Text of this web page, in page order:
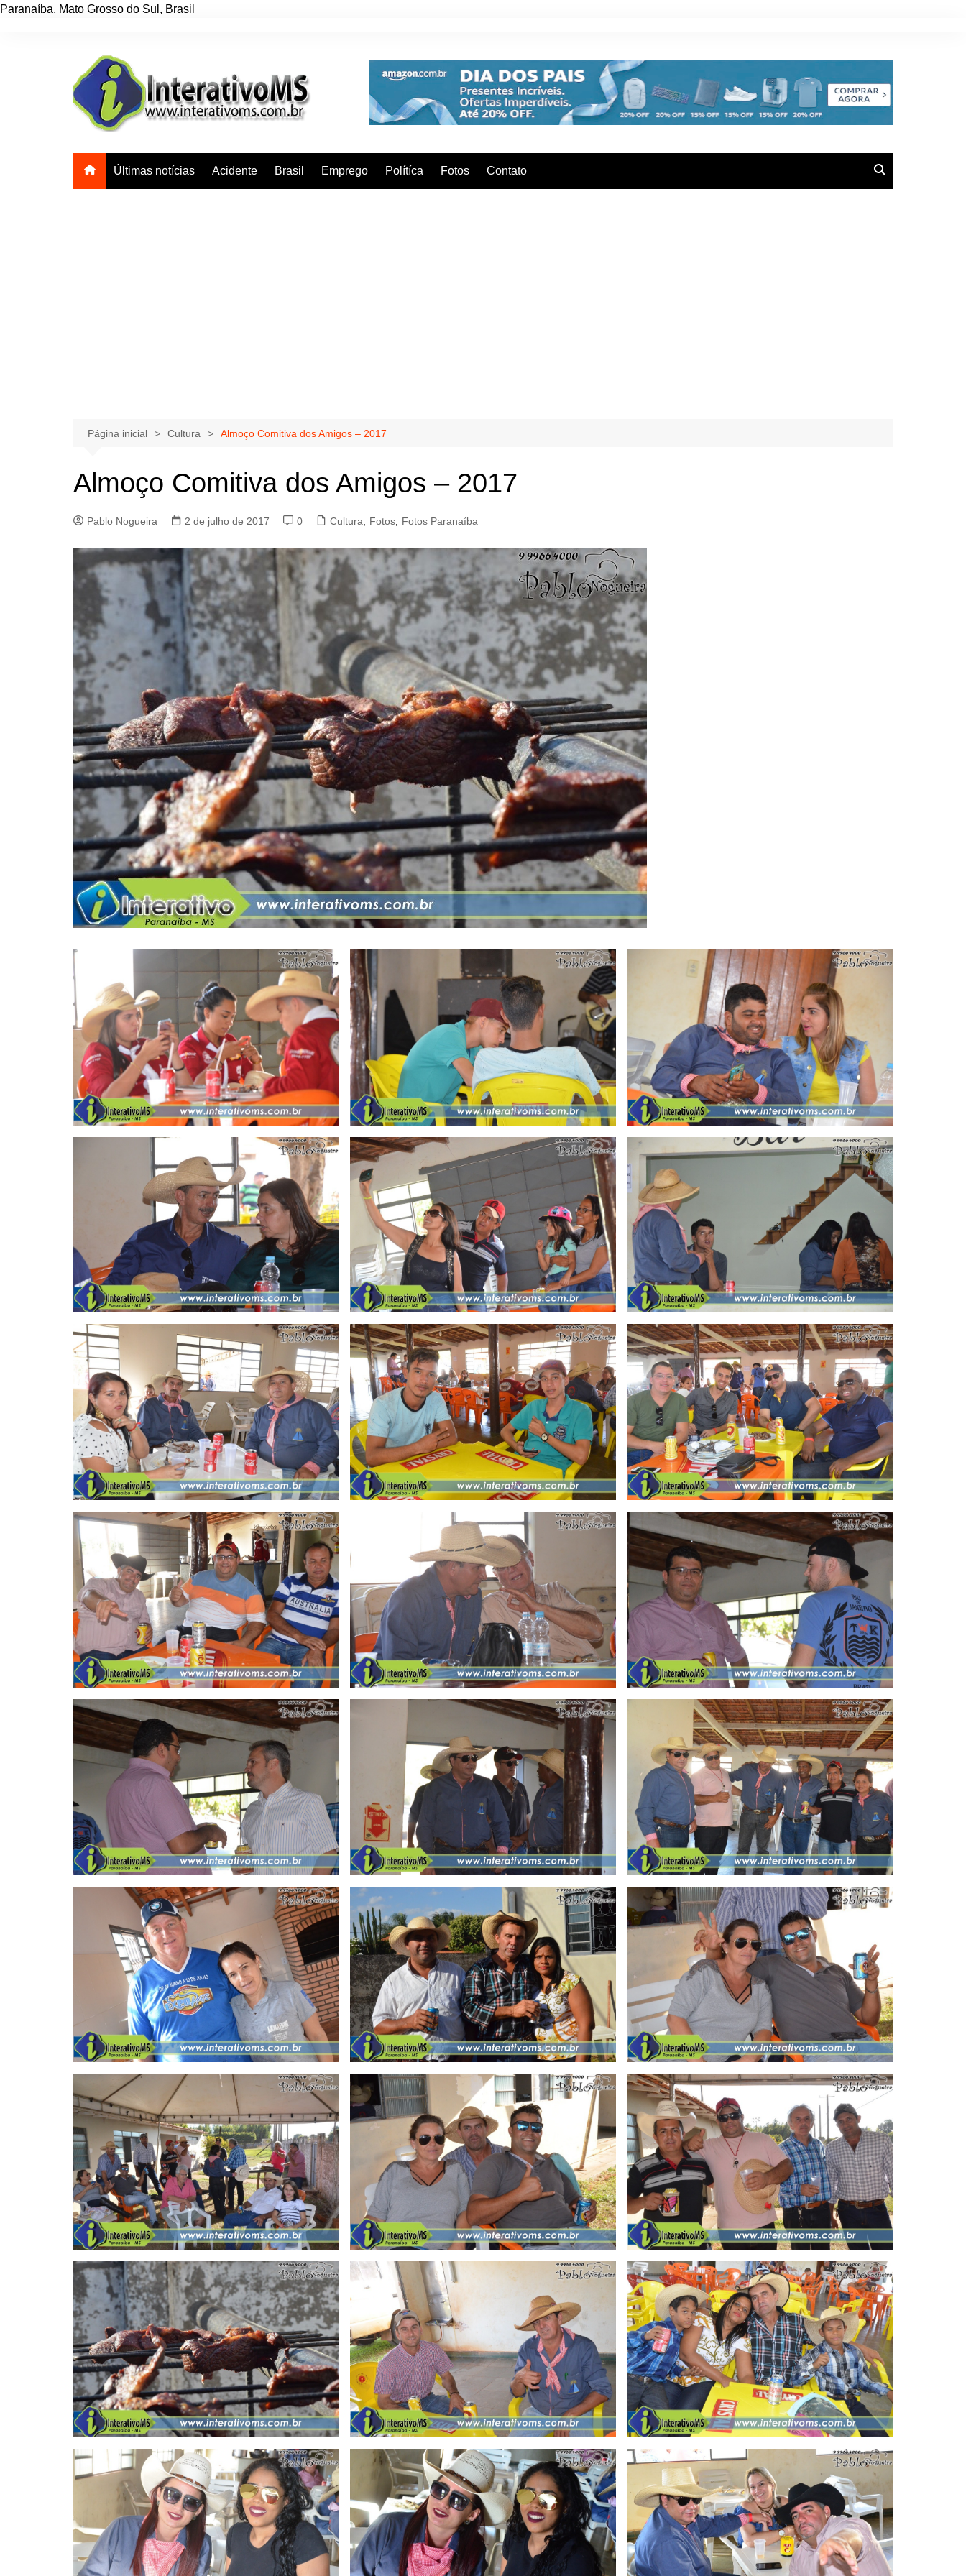
Paranaíba, Mato Grosso do Sul , Brasil
Últimas notícias Acidente Brasil Emprego Polítíca Fotos Contato
Página inicial Cultura Almoço Comitiva dos Amigos – 2017
Almoço Comitiva dos Amigos – 2017
Pablo Nogueira 2 de julho de 2017 0 Cultura Fotos Fotos Paranaíba